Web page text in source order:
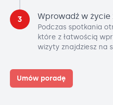
3 Wprowadź w
Podczas spotkania
które z łatwością
wizyty znajdziesz na
Umów poradę